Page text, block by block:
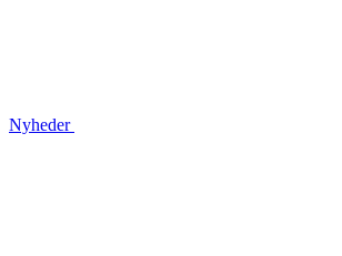
Nyheder